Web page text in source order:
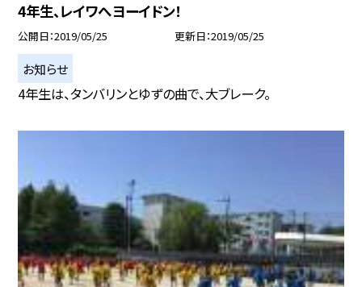
4年生、レイワへヨーイドン！
公開日 2019/05/25 更新日 2019/05/25
お知らせ
4年生は、タンバリンとゆずの曲で、大ブレーク。